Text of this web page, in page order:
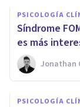
PSICOLOGÍA
Síndrome
es más
Jonathan
PSICOLOGÍA